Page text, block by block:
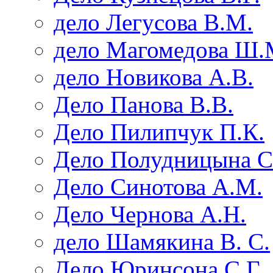
дело Легусова В.М.
дело Магомедова
дело Новикова А.В.
Дело Панова В.В.
Дело Пилипчук П.К.
Дело Полудницына
Дело Синотова А.М.
Дело Чернова А.Н.
дело Шамякина В. С.